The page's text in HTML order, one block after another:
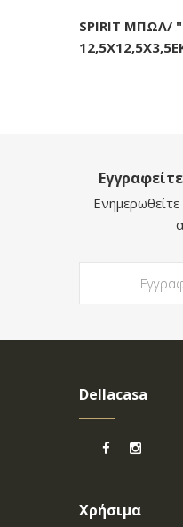
SPIRIT ΜΠΩΛ/
Dellacasa
Χρήσιμα